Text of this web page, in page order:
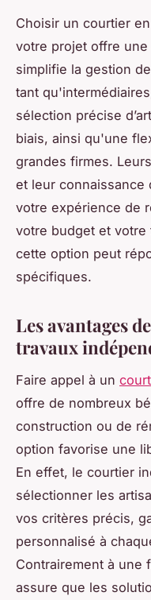
Choisir un courtier
votre projet offre
simplifie la gestion
tant
sélection précise
biais, ainsi qu'une
grandes firmes.
et leur connaissance
votre expérience de
votre budget et votre
cette option peut
spécifiques.
Les avantages
travaux
Faire appel à un
offre de nombreux
construction ou de
option favorise une
En effet, le courtier
sélectionner les
vos critères précis,
personnalisé à
Contrairement à une
assure que les